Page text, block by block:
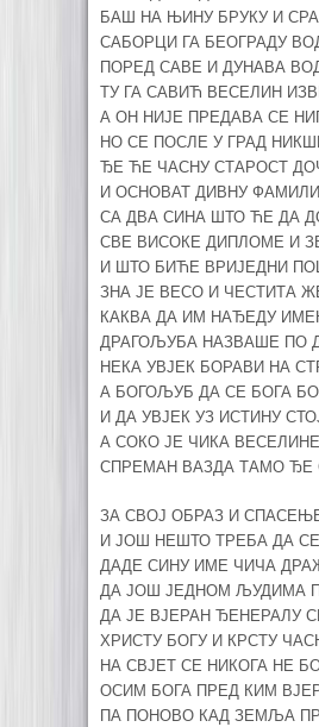
БАШ НА ЊИНУ БРУКУ И
САБОРЦИ ГА БЕОГРАДУ
ПОРЕД САВЕ И ДУНАВА
ТУ ГА САВИЋ ВЕСЕЛИН
А ОН НИЈЕ ПРЕДАВА СЕ
НО СЕ ПОСЛЕ У ГРАД
ЂЕ ЋЕ ЧАСНУ СТАРОСТ
И ОСНОВАТ ДИВНУ
СА ДВА СИНА ШТО ЋЕ ДА
СВЕ ВИСОКЕ ДИПЛОМЕ И
И ШТО БИЋЕ ВРИЈЕДНИ
ЗНА ЈЕ ВЕСО И ЧЕСТИТА
КАКВА ДА ИМ НАЂЕДУ
ДРАГОЉУБА НАЗВАШЕ ПО
НЕКА УВЈЕК БОРАВИ НА
А БОГОЉУБ ДА СЕ БОГА
И ДА УВЈЕК УЗ ИСТИНУ
А СОКО ЈЕ ЧИКА ВЕСЕЛИНЕ
СПРЕМАН ВАЗДА ТАМО ЂЕ
ЗА СВОЈ ОБРАЗ И
И ЈОШ НЕШТО ТРЕБА ДА
ДАДЕ СИНУ ИМЕ ЧИЧА
ДА ЈОШ ЈЕДНОМ ЉУДИМА
ДА ЈЕ ВЈЕРАН ЂЕНЕРАЛУ
ХРИСТУ БОГУ И КРСТУ
НА СВЈЕТ СЕ НИКОГА НЕ
ОСИМ БОГА ПРЕД КИМ
ПА ПОНОВО КАД ЗЕМЉА